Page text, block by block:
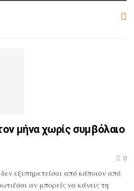
μήνα χωρίς συμβόλαιο
0
εξυπηρετείσαι από κάποιον από
αν μπορείς να κάνεις τη